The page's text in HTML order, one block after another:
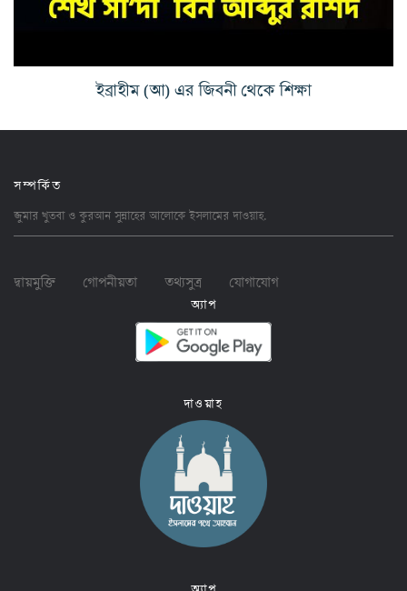
ইব্রাহীম (আ) এর জিবনী থেকে শিক্ষা
সম্পর্কিত
জুমার খুতবা ও কুরআন সুন্নাহের আলোকে ইসলামের দাওয়াহ.
দ্বায়মুক্তি গোপনীয়তা তথ্যসুত্র যোগাযোগ
অ্যাপ
দাওয়াহ
অ্যাপ